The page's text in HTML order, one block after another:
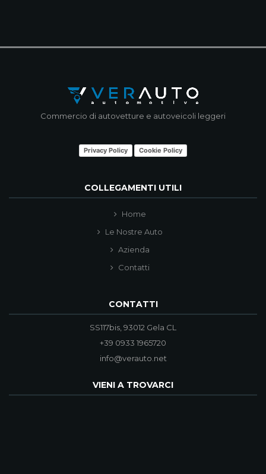
Commercio di autovetture e autoveicoli leggeri
Privacy Policy Cookie Policy
COLLEGAMENTI UTILI
Home
Le Nostre Auto
Azienda
Contatti
CONTATTI
SS117bis, 93012 Gela CL
+39 0933 1965720
info@verauto.net
VIENI A TROVARCI